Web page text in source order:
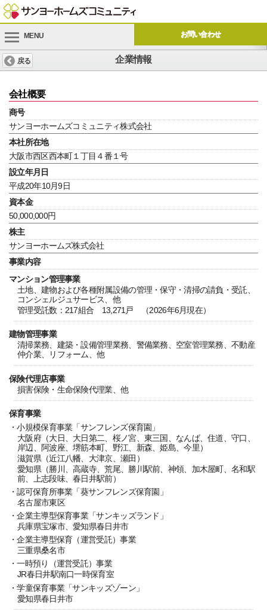
お問い合わせ
MENU
戻る 企業情報
会社概要
商号
サンヨーホームズコミュニティ株式会社
本社所在地
大阪市西区西本町１丁目４番１号
設立年月日
平成20年10月9日
資本金
50,000,000円
株主
サンヨーホームズ株式会社
事業内容
マンション管理事業
土地、建物および各種附属設備の管理・保守・清掃の請負・受託、
コンシェルジュサービス、他
管理受託数：217組合 13,271戸 （2026年6月現在）
建物管理事業
清掃業務、建築・設備管理業務、警備業務、空室管理業務、不動産
仲介業、リフォーム、他
保険代理店事業
損害保険・生命保険代理業、他
保育事業
・小規模保育事業「サンフレンズ保育園」
大阪府（大日、大日第二、桜ノ宮、東三国、なんば、住道、守口、
岸辺、阿波座、堺筋本町、野江、新森、姫島、今里）
滋賀県（近江八幡、大津京、瀬田）
愛知県（勝川、高蔵寺、荒尾、勝川駅前、神領、加木屋町、名和駅
前、上志段味、春日井駅前）
・認可保育所事業「葵サンフレンズ保育園」
名古屋市東区
・企業主導型保育事業「サンキッズランド」
兵庫県宝塚市、愛知県春日井市
・企業主導型保育（運営受託）事業
三重県桑名市
・一時預り（運営受託）事業
JR春日井駅南口一時保育室
・学童保育事業「サンキッズゾーン」
愛知県春日井市